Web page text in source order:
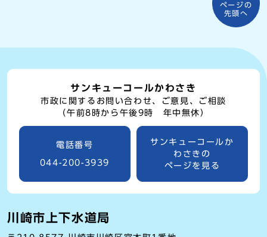
ページの
先頭へ
サンキューコールかわさき
市政に関するお問い合わせ、ご意見、ご相談
（午前8時から午後9時 年中無休）
電話番号
044-200-3939
サンキューコールか
わさきの
ページを見る
川崎市上下水道局